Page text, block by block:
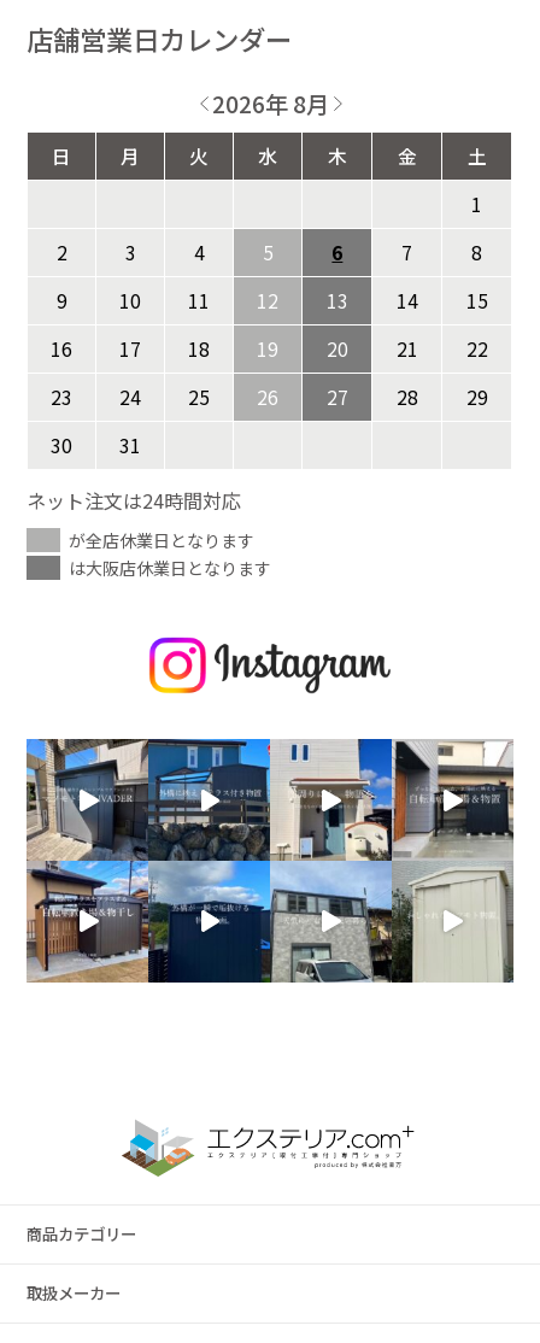
店舗営業日カレンダー
2026年 8月
日 月 火 水 木 金
土
1
2
3 4 5 6 7
8
9
10 11 12 13 14
15
16
17 18 19 20 21
22
23
24 25 26 27 28
29
30
31
ネット注文は24時間対応
が全店休業日となります
は大阪店休業日となります
商品カテゴリー
取扱メーカー